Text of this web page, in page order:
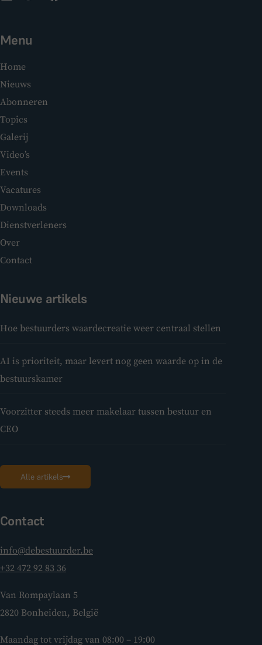
Menu
Home
Nieuws
Abonneren
Topics
Galerij
Video’s
Events
Vacatures
Downloads
Dienstverleners
Over
Contact
Nieuwe artikels
Hoe bestuurders waardecreatie weer centraal stellen
AI is prioriteit, maar levert nog geen waarde op in de
bestuurskamer
Voorzitter steeds meer makelaar tussen bestuur en
CEO
Alle artikels
Contact
info@debestuurder.be
+32 472 92 83 36
Van Rompaylaan 5
2820 Bonheiden, België
Maandag tot vrijdag van 08:00 – 19:00